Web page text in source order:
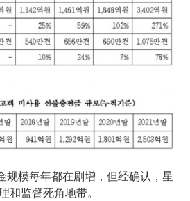
模每年都在剧增，但经确认，星
和监督死角地带。